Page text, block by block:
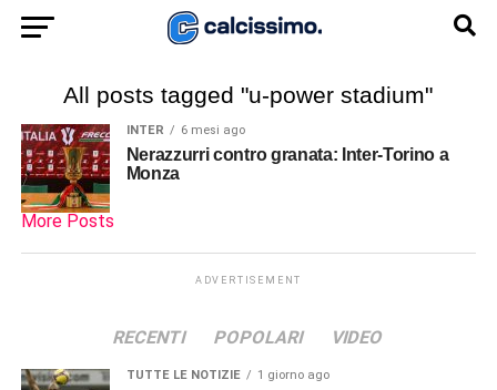
All posts tagged "u-power stadium"
INTER 6 mesi ago
Nerazzurri contro granata: Inter-Torino a
Monza
More Posts
ADVERTISEMENT
RECENTI POPOLARI VIDEO
TUTTE LE NOTIZIE 1 giorno ago